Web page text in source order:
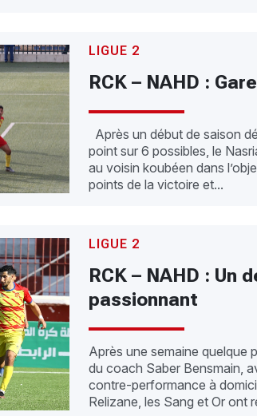
LIGUE 2
RCK – NAHD :
Après un début de saison
point sur 6 possibles, le
au voisin koubéen dans
points de la victoire et...
LIGUE 2
RCK – NAHD : Un
passionnant
Après une semaine quelque
du coach Saber Bensmain,
contre-performance à
Relizane, les Sang et Or ont